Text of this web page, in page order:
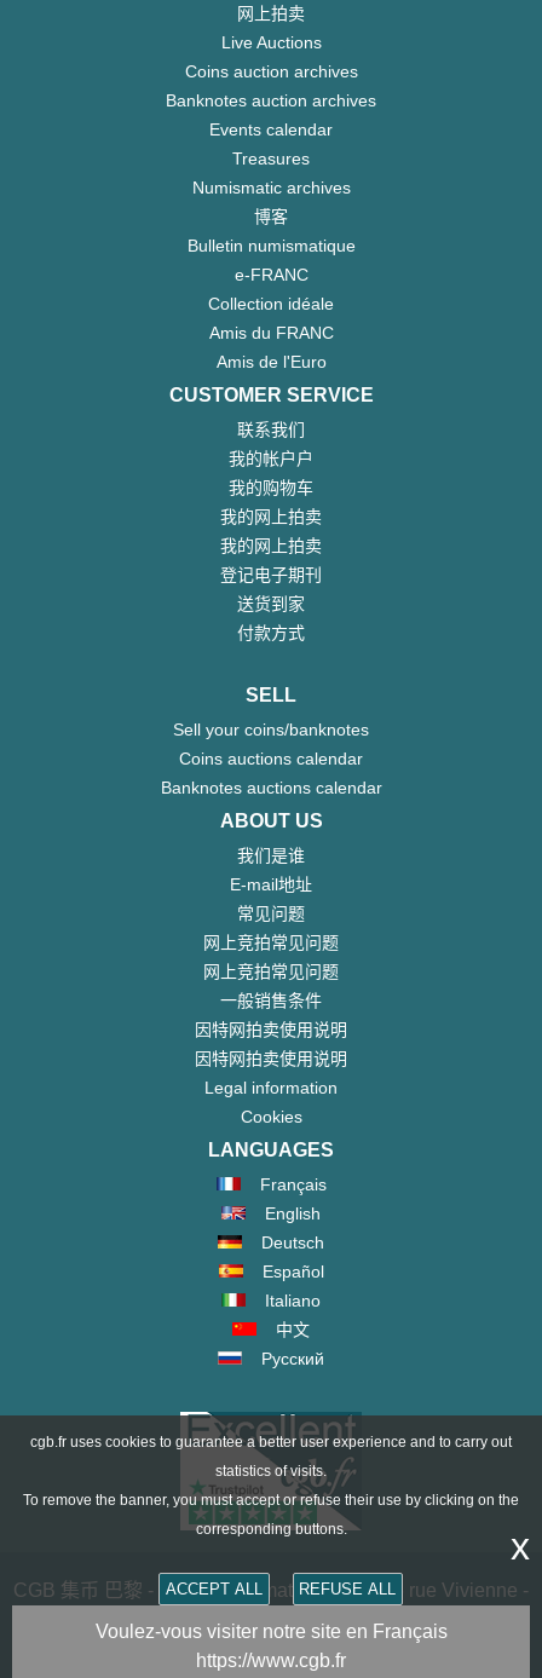
网上拍卖
Live Auctions
Coins auction archives
Banknotes auction archives
Events calendar
Treasures
Numismatic archives
博客
Bulletin numismatique
e-FRANC
Collection idéale
Amis du FRANC
Amis de l'Euro
CUSTOMER SERVICE
联系我们
我的帐户户
我的购物车
我的网上拍卖
我的网上拍卖
登记电子期刊
送货到家
付款方式
SELL
Sell your coins/banknotes
Coins auctions calendar
Banknotes auctions calendar
ABOUT US
我们是谁
E-mail地址
常见问题
网上竞拍常见问题
网上竞拍常见问题
一般销售条件
因特网拍卖使用说明
因特网拍卖使用说明
Legal information
Cookies
LANGUAGES
Français
English
Deutsch
Español
Italiano
中文
Русский
CGB 集币 巴黎 - CGB Numismatics Paris - 36 rue Vivienne -
75002 PARIS FRANCE -contact@cgb.fr
Copyright @1997-2025 - All Rights Reserved
cgb.fr uses cookies to guarantee a better user experience and to carry out
statistics of visits.
To remove the banner, you must accept or refuse their use by clicking on the
corresponding buttons.
ACCEPT ALL REFUSE ALL
x
Voulez-vous visiter notre site en Français
https://www.cgb.fr